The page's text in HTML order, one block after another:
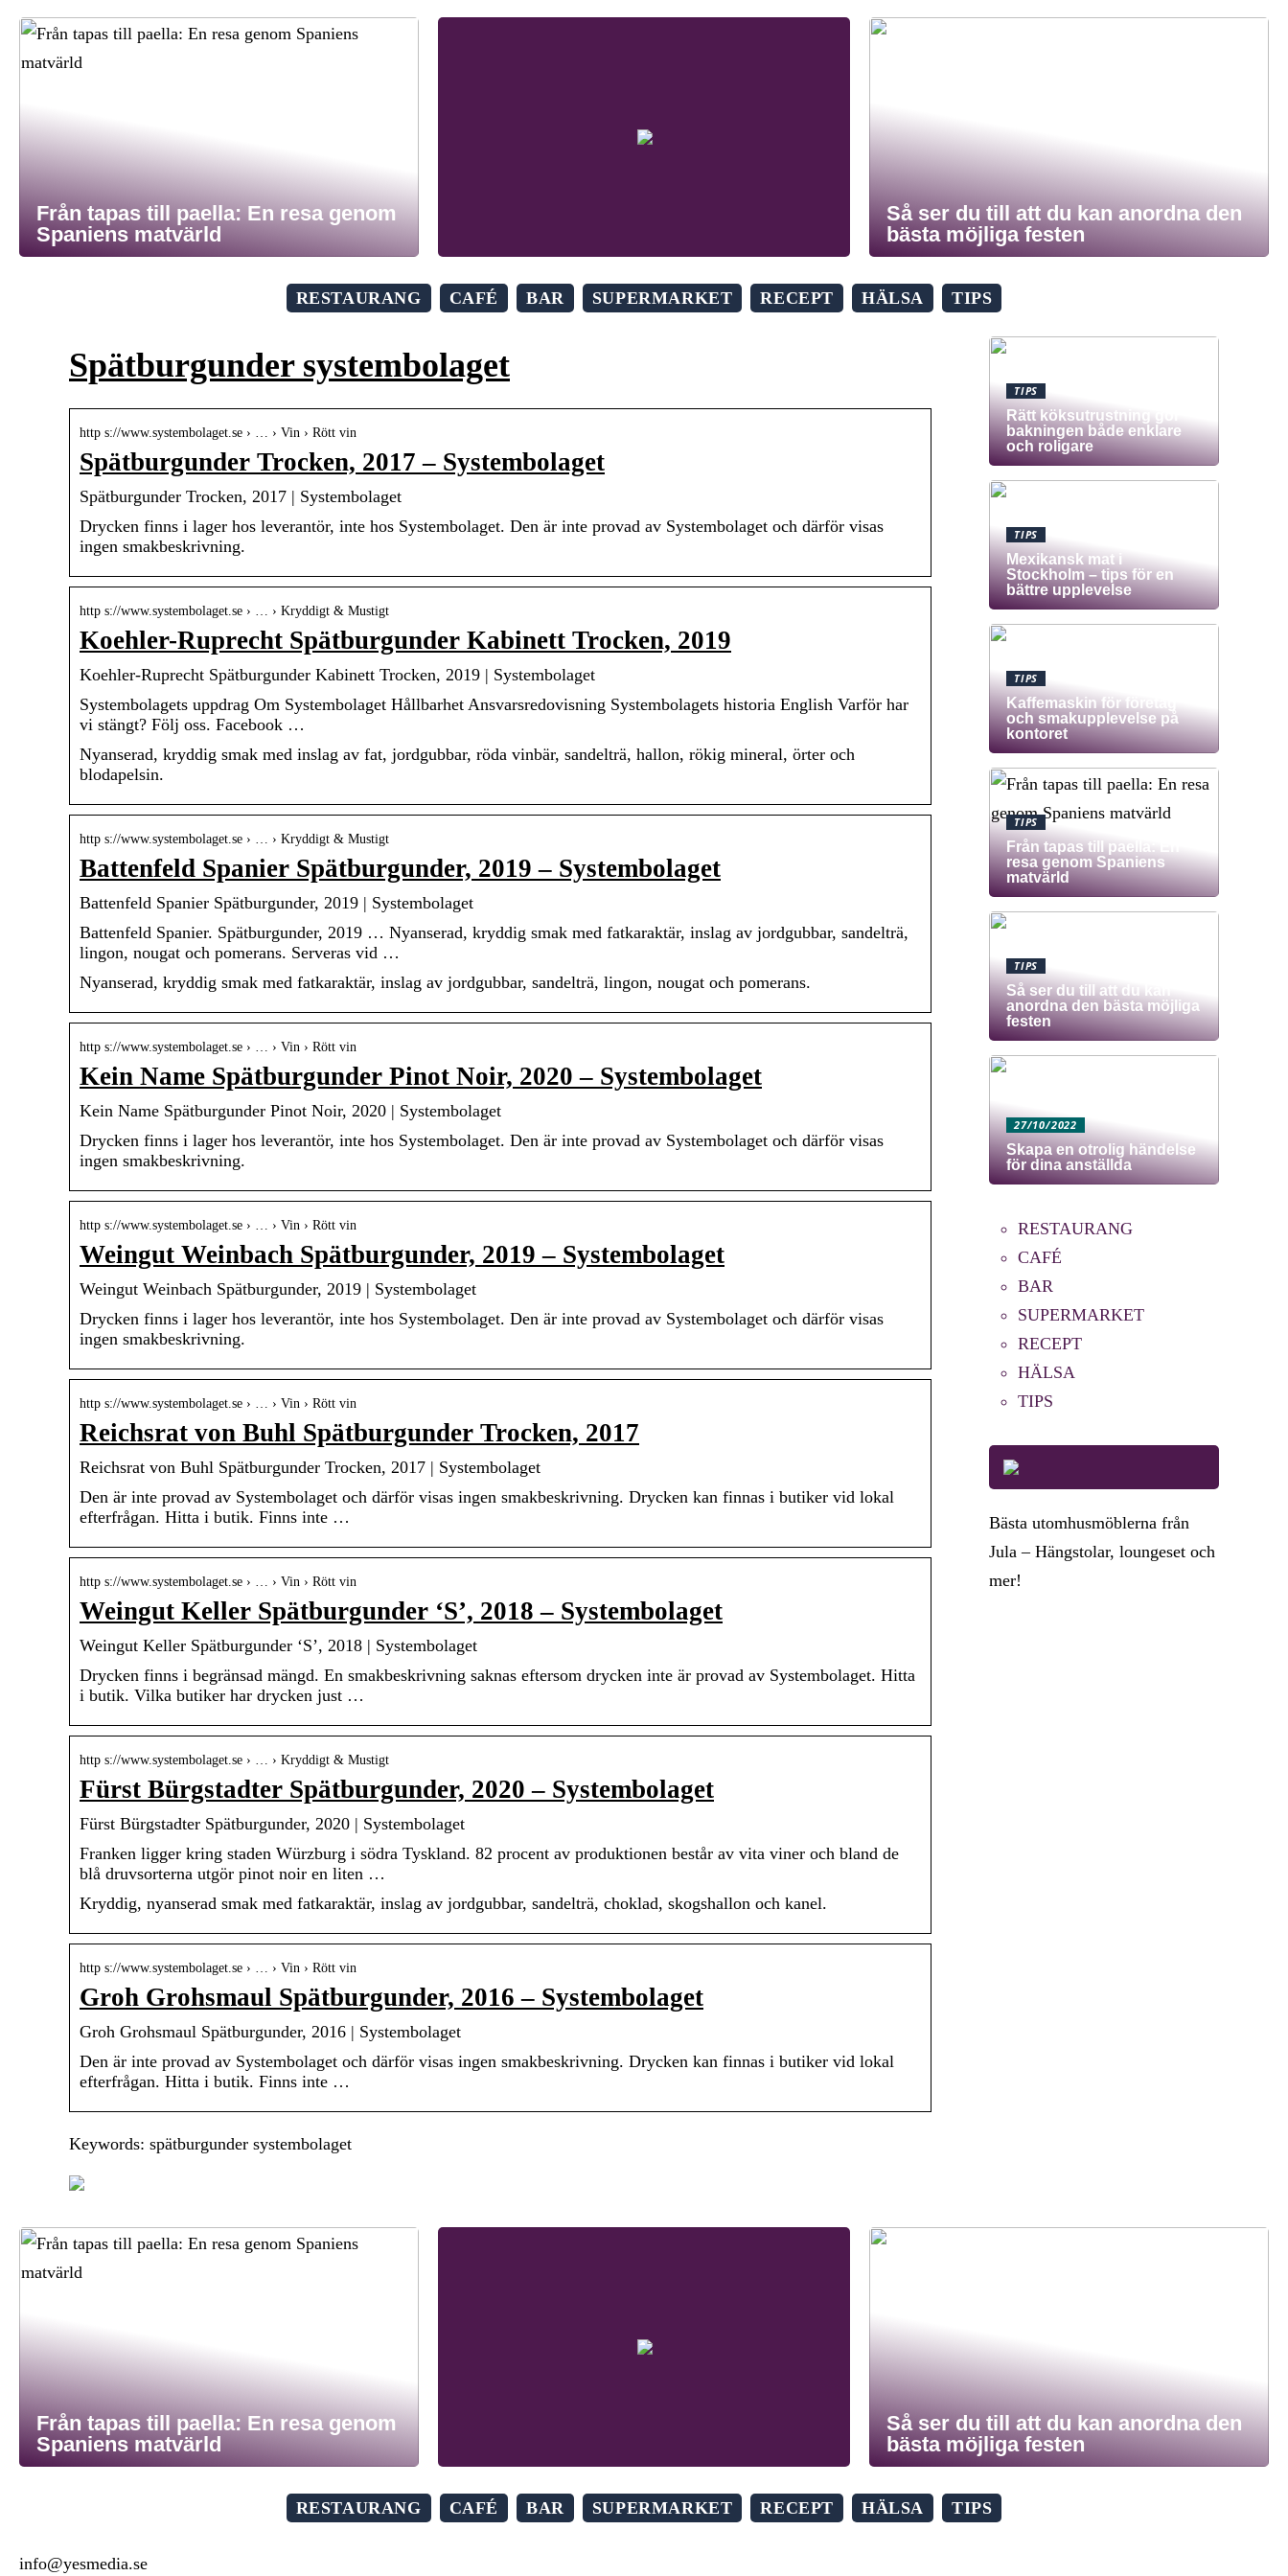
Från tapas till paella: En resa genom
Spaniens matvärld
Så ser du till att du kan anordna den
bästa möjliga festen
RESTAURANG CAFÉ BAR SUPERMARKET RECEPT HÄLSA TIPS
Spätburgunder systembolaget
http s://www.systembolaget.se › … › Vin › Rött vin
Spätburgunder Trocken, 2017 – Systembolaget
Spätburgunder Trocken, 2017 | Systembolaget
Drycken finns i lager hos leverantör, inte hos Systembolaget. Den är inte provad av Systembolaget och därför visas
ingen smakbeskrivning.
http s://www.systembolaget.se › … › Kryddigt & Mustigt
Koehler-Ruprecht Spätburgunder Kabinett Trocken, 2019
Koehler-Ruprecht Spätburgunder Kabinett Trocken, 2019 | Systembolaget
Systembolagets uppdrag Om Systembolaget Hållbarhet Ansvarsredovisning Systembolagets historia English Varför har
vi stängt? Följ oss. Facebook …
Nyanserad, kryddig smak med inslag av fat, jordgubbar, röda vinbär, sandelträ, hallon, rökig mineral, örter och
blodapelsin.
http s://www.systembolaget.se › … › Kryddigt & Mustigt
Battenfeld Spanier Spätburgunder, 2019 – Systembolaget
Battenfeld Spanier Spätburgunder, 2019 | Systembolaget
Battenfeld Spanier. Spätburgunder, 2019 … Nyanserad, kryddig smak med fatkaraktär, inslag av jordgubbar, sandelträ,
lingon, nougat och pomerans. Serveras vid …
Nyanserad, kryddig smak med fatkaraktär, inslag av jordgubbar, sandelträ, lingon, nougat och pomerans.
http s://www.systembolaget.se › … › Vin › Rött vin
Kein Name Spätburgunder Pinot Noir, 2020 – Systembolaget
Kein Name Spätburgunder Pinot Noir, 2020 | Systembolaget
Drycken finns i lager hos leverantör, inte hos Systembolaget. Den är inte provad av Systembolaget och därför visas
ingen smakbeskrivning.
http s://www.systembolaget.se › … › Vin › Rött vin
Weingut Weinbach Spätburgunder, 2019 – Systembolaget
Weingut Weinbach Spätburgunder, 2019 | Systembolaget
Drycken finns i lager hos leverantör, inte hos Systembolaget. Den är inte provad av Systembolaget och därför visas
ingen smakbeskrivning.
http s://www.systembolaget.se › … › Vin › Rött vin
Reichsrat von Buhl Spätburgunder Trocken, 2017
Reichsrat von Buhl Spätburgunder Trocken, 2017 | Systembolaget
Den är inte provad av Systembolaget och därför visas ingen smakbeskrivning. Drycken kan finnas i butiker vid lokal
efterfrågan. Hitta i butik. Finns inte …
http s://www.systembolaget.se › … › Vin › Rött vin
Weingut Keller Spätburgunder ‘S’, 2018 – Systembolaget
Weingut Keller Spätburgunder ‘S’, 2018 | Systembolaget
Drycken finns i begränsad mängd. En smakbeskrivning saknas eftersom drycken inte är provad av Systembolaget. Hitta
i butik. Vilka butiker har drycken just …
http s://www.systembolaget.se › … › Kryddigt & Mustigt
Fürst Bürgstadter Spätburgunder, 2020 – Systembolaget
Fürst Bürgstadter Spätburgunder, 2020 | Systembolaget
Franken ligger kring staden Würzburg i södra Tyskland. 82 procent av produktionen består av vita viner och bland de
blå druvsorterna utgör pinot noir en liten …
Kryddig, nyanserad smak med fatkaraktär, inslag av jordgubbar, sandelträ, choklad, skogshallon och kanel.
http s://www.systembolaget.se › … › Vin › Rött vin
Groh Grohsmaul Spätburgunder, 2016 – Systembolaget
Groh Grohsmaul Spätburgunder, 2016 | Systembolaget
Den är inte provad av Systembolaget och därför visas ingen smakbeskrivning. Drycken kan finnas i butiker vid lokal
efterfrågan. Hitta i butik. Finns inte …
Keywords: spätburgunder systembolaget
TIPS
Rätt köksutrustning gör
bakningen både enklare
och roligare
TIPS
Mexikansk mat i
Stockholm – tips för en
bättre upplevelse
TIPS
Kaffemaskin för företag
och smakupplevelse på
kontoret
TIPS
Från tapas till paella: En
resa genom Spaniens
matvärld
TIPS
Så ser du till att du kan
anordna den bästa möjliga
festen
27/10/2022
Skapa en otrolig händelse
för dina anställda
RESTAURANG
CAFÉ
BAR
SUPERMARKET
RECEPT
HÄLSA
TIPS
Bästa utomhusmöblerna från
Jula – Hängstolar, loungeset och
mer!
Från tapas till paella: En resa genom
Spaniens matvärld
Så ser du till att du kan anordna den
bästa möjliga festen
RESTAURANG CAFÉ BAR SUPERMARKET RECEPT HÄLSA TIPS
info@yesmedia.se